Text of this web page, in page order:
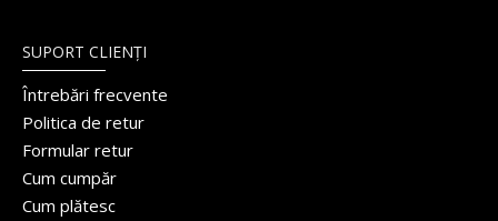
SUPORT CLIENȚI
Întrebări frecvente
Politica de retur
Formular retur
Cum cumpăr
Cum plătesc